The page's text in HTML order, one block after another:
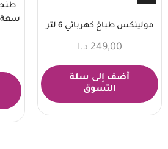
مولينكس طباخ كهربائي 6 لتر
249,00 د.ا
أضف إلى سلة
التسوق